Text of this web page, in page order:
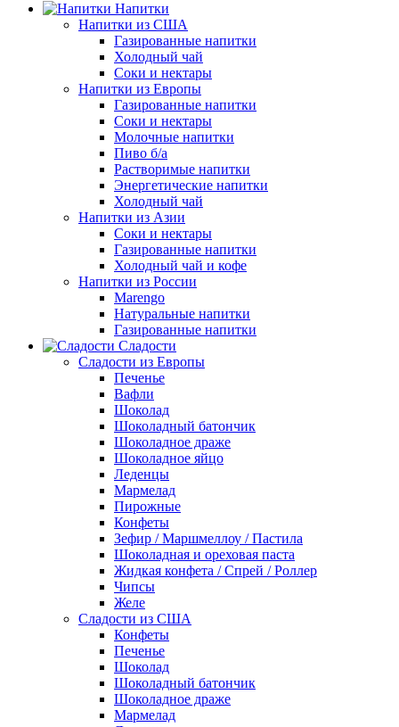
Напитки
Напитки из США
Газированные напитки
Холодный чай
Соки и нектары
Напитки из Европы
Газированные напитки
Соки и нектары
Молочные напитки
Пиво б/а
Растворимые напитки
Энергетические напитки
Холодный чай
Напитки из Азии
Соки и нектары
Газированные напитки
Холодный чай и кофе
Напитки из России
Marengo
Натуральные напитки
Газированные напитки
Сладости
Сладости из Европы
Печенье
Вафли
Шоколад
Шоколадный батончик
Шоколадное драже
Шоколадное яйцо
Леденцы
Мармелад
Пирожные
Конфеты
Зефир / Маршмеллоу / Пастила
Шоколадная и ореховая паста
Жидкая конфета / Спрей / Роллер
Чипсы
Желе
Сладости из США
Конфеты
Печенье
Шоколад
Шоколадный батончик
Шоколадное драже
Мармелад